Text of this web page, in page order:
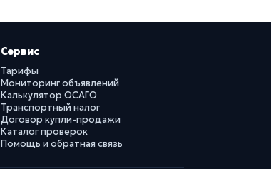
Сервис
Тарифы
Мониторинг объявлений
Калькулятор ОСАГО
Транспортный налог
Договор купли-продажи
Каталог проверок
Помощь и обратная связь